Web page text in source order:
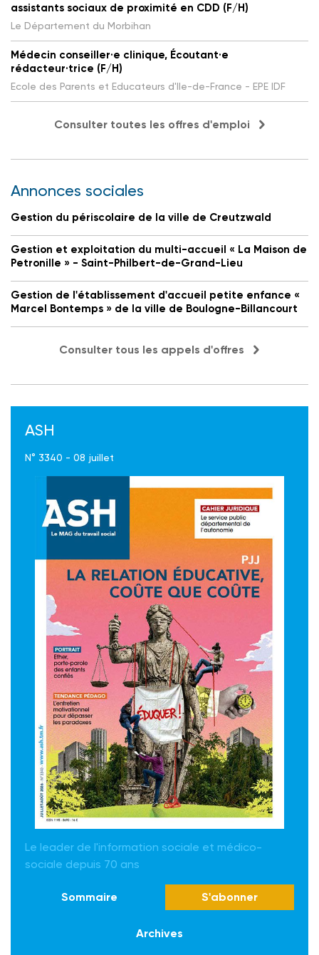
assistants sociaux de proximité en CDD (F/H)
Le Département du Morbihan
Médecin conseiller·e clinique, Écoutant·e
rédacteur·trice (F/H)
Ecole des Parents et Educateurs d'Ile-de-France - EPE IDF
Consulter toutes les offres d'emploi
Annonces sociales
Gestion du périscolaire de la ville de Creutzwald
Gestion et exploitation du multi-accueil « La Maison de
Petronille » - Saint-Philbert-de-Grand-Lieu
Gestion de l'établissement d'accueil petite enfance «
Marcel Bontemps » de la ville de Boulogne-Billancourt
Consulter tous les appels d'offres
ASH
N° 3340 - 08 juillet
Le leader de l'information sociale et médico-
sociale depuis 70 ans
Sommaire S'abonner
Archives